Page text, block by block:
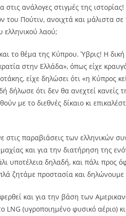
στις ανάλογες στιγμές της
του Πούτιν, ανοιχτά και μάλιστα
ελληνικού λαού;
το θέμα της Κύπρου. Ύβρις! Η
στην Ελλάδα», όπως είχε
είχε δηλώσει ότι «η Κύπρος
δήλωσε ότι δεν θα ανεχτεί
με το διεθνές δίκαιο κι
στις παραβιάσεις των ελληνικών
και για την διατήρηση της
υποτέλεια δηλαδή, και πάλι προς
ζητάμε προστασία και
και για την βάση των
(υγροποιημένο φυσικό αέριο)